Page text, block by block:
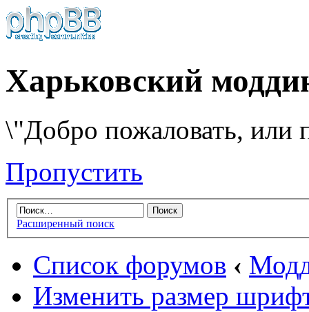
Харьковский
\"Добро пожаловать, или
Пропустить
Расширенный поиск
Список форумов ‹
Изменить размер